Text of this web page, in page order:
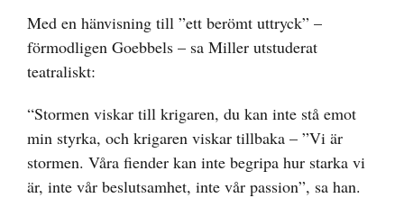
Med en hänvisning till ”ett berömt uttryck” –
förmodligen Goebbels – sa Miller utstuderat
teatraliskt:
“Stormen viskar till krigaren, du kan inte stå emot
min styrka, och krigaren viskar tillbaka – ”Vi är
stormen. Våra fiender kan inte begripa hur starka vi
är, inte vår beslutsamhet, inte vår passion”, sa han.